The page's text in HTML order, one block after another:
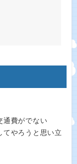
通費がでない
てやろうと思い立